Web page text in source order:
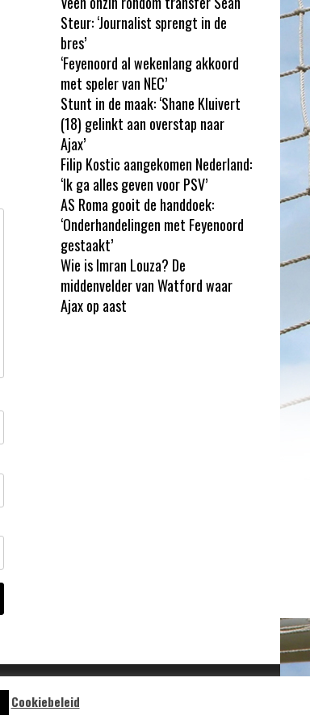
Steur: ‘Journalist sprengt in de
bres’
‘Feyenoord al wekenlang akkoord
met speler van NEC’
Stunt in de maak: ‘Shane Kluivert
(18) gelinkt aan overstap naar
Ajax’
Filip Kostic aangekomen Nederland:
‘Ik ga alles geven voor PSV’
AS Roma gooit de handdoek:
‘Onderhandelingen met Feyenoord
gestaakt’
Wie is Imran Louza? De
middenvelder van Watford waar
Ajax op aast
Cookiebeleid